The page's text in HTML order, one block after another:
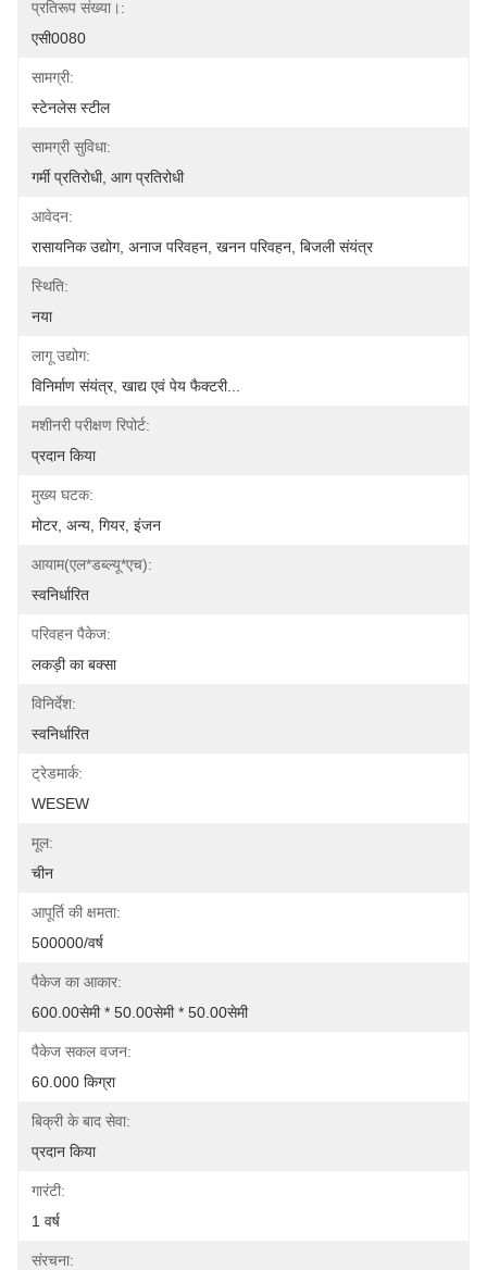
प्रतिरूप संख्या।:
एसी0080
सामग्री:
स्टेनलेस स्टील
सामग्री सुविधा:
गर्मी प्रतिरोधी, आग प्रतिरोधी
आवेदन:
रासायनिक उद्योग, अनाज परिवहन, खनन परिवहन, बिजली संयंत्र
स्थिति:
नया
लागू उद्योग:
विनिर्माण संयंत्र, खाद्य एवं पेय फैक्टरी...
मशीनरी परीक्षण रिपोर्ट:
प्रदान किया
मुख्य घटक:
मोटर, अन्य, गियर, इंजन
आयाम(एल*डब्ल्यू*एच):
स्वनिर्धारित
परिवहन पैकेज:
लकड़ी का बक्सा
विनिर्देश:
स्वनिर्धारित
ट्रेडमार्क:
WESEW
मूल:
चीन
आपूर्ति की क्षमता:
500000/वर्ष
पैकेज का आकार:
600.00सेमी * 50.00सेमी * 50.00सेमी
पैकेज सकल वजन:
60.000 किग्रा
बिक्री के बाद सेवा:
प्रदान किया
गारंटी:
1 वर्ष
संरचना: